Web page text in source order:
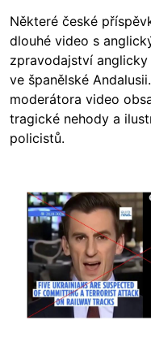
Některé české
dlouhé video s
zpravodajství
ve španělské
moderátora video
tragické nehody a
policistů.
Image